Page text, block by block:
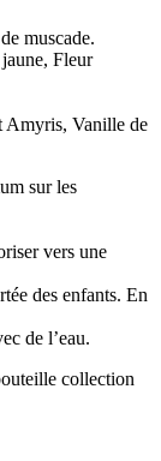
muscade.
Fleur
Amyris, Vanille de
sur les
vers une
des enfants. En
de l’eau.
collection